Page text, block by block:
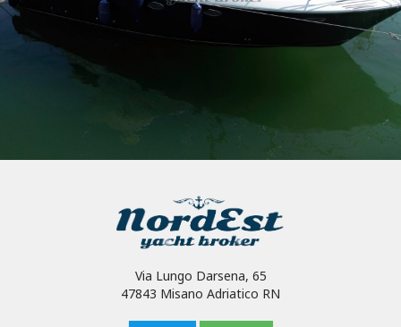
Via Lungo Darsena, 65
47843 Misano Adriatico RN